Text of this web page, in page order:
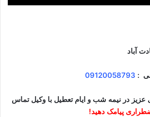
آباد
:
09120058793
عزیز در نیمه شب و ایام تعطیل با وکیل تماس
پیامک دهید!